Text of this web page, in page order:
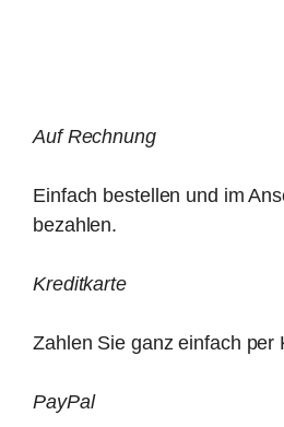
Auf Rechnung
Einfach bestellen und im
bezahlen.
Kreditkarte
Zahlen Sie ganz einfach per
PayPal